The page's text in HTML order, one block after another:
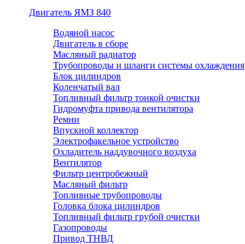
Двигатель ЯМЗ 840
Водяной насос
Двигатель в сборе
Масляный радиатор
Трубопроводы и шланги системы охлаждения
Блок цилиндров
Коленчатый вал
Топливный фильтр тонкой очистки
Гидромуфта привода вентилятора
Ремни
Впускной коллектор
Электрофакельное устройство
Охладитель наддувочного воздуха
Вентилятор
Фильтр центробежный
Масляный фильтр
Топливные трубопроводы
Головка блока цилиндров
Топливный фильтр грубой очистки
Газопроводы
Привод ТНВД